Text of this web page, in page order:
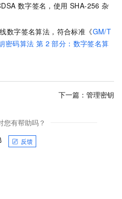
数字签名，使用 SHA-256 杂
数字签名算法，符合标准《GM/T
密码算法 第 2 部分：数字签名算
下一篇： 管理密钥
您有帮助吗？
反馈